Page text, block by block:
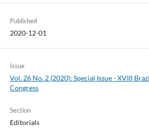
Published
2020-12-01
Issue
Vol. 26 No. 2 (2020): Special Issue - XVIII
Congress
Section
Editorials